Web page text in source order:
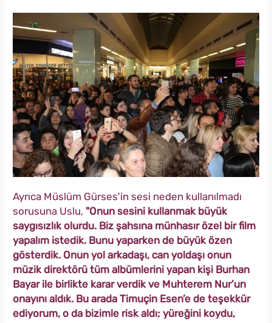
Ayrıca Müslüm Gürses'in sesi neden kullanılmadı
sorusuna Uslu, "Onun sesini kullanmak büyük
saygısızlık olurdu. Biz şahsına münhasır özel bir film
yapalım istedik. Bunu yaparken de büyük özen
gösterdik. Onun yol arkadaşı, can yoldaşı onun
müzik direktörü tüm albümlerini yapan kişi Burhan
Bayar ile birlikte karar verdik ve Muhterem Nur’un
onayını aldık. Bu arada Timuçin Esen’e de teşekkür
ediyorum, o da bizimle risk aldı; yüreğini koydu,